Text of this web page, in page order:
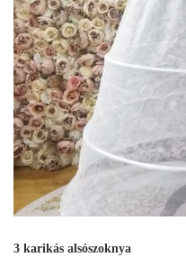
3 karikás alsószoknya